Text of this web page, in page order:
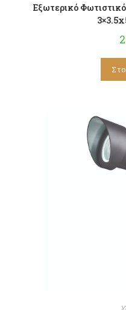
Εξωτερικό